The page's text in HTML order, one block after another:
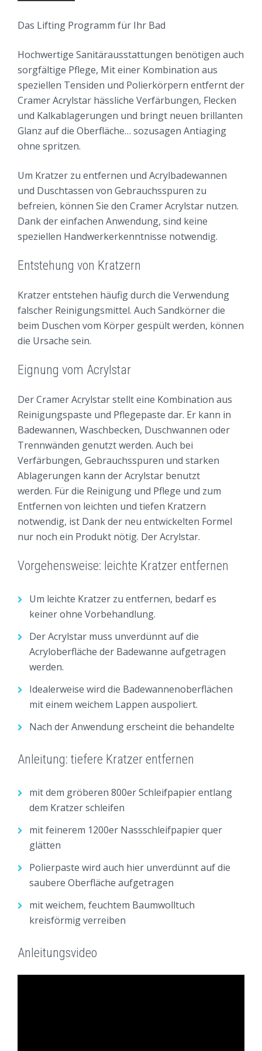
> ZUM ACRYLSTAR
KRATZER ENTFERNEN
> ZUM EMAILSTAR
REINIGEN UND PFLEGEN
> ALLE REPARATUR -& PFLEGEVIDEOS
> ZUM REPARATURSET
> ZUM ECHTGLAS REINIGER
FARBTON AUSWAHL
REPARATURSPRAY FARBEN
OBERFLÄCHE WÄHLEN
REPARIEREN
REINIGEN & PFLEGEN
MINERALGUSS
REINIGEN & PFLEGEN
EMAILLE
REINIGEN UND PFLEGEN
FAQ
HANDWERKER FINDEN
HANDWERKERANFRAGE
BADEWANNENMANN MEUER
WANNENPROFI GEHRKE
Das Lifting Programm für Ihr Bad
Hochwertige Sanitärausstattungen benötigen auch
sorgfältige Pflege, Mit einer Kombination aus
speziellen Tensiden und Polierkörpern entfernt der
Cramer Acrylstar hässliche Verfärbungen, Flecken
und Kalkablagerungen und bringt neuen brillanten
Glanz auf die Oberfläche… sozusagen Antiaging
ohne spritzen.
Um Kratzer zu entfernen und Acrylbadewannen
und Duschtassen von Gebrauchsspuren zu
befreien, können Sie den Cramer Acrylstar nutzen.
Dank der einfachen Anwendung, sind keine
speziellen Handwerkerkenntnisse notwendig.
Entstehung von Kratzern
Kratzer entstehen häufig durch die Verwendung
falscher Reinigungsmittel. Auch Sandkörner die
beim Duschen vom Körper gespült werden, können
die Ursache sein.
Eignung vom Acrylstar
Der Cramer Acrylstar stellt eine Kombination aus
Reinigungspaste und Pflegepaste dar. Er kann in
Badewannen, Waschbecken, Duschwannen oder
Trennwänden genutzt werden. Auch bei
Verfärbungen, Gebrauchsspuren und starken
Ablagerungen kann der Acrylstar benutzt
werden. Für die Reinigung und Pflege und zum
Entfernen von leichten und tiefen Kratzern
notwendig, ist Dank der neu entwickelten Formel
nur noch ein Produkt nötig. Der Acrylstar.
Vorgehensweise: leichte Kratzer entfernen
Um leichte Kratzer zu entfernen, bedarf es
keiner ohne Vorbehandlung.
Der Acrylstar muss unverdünnt auf die
Acryloberfläche der Badewanne aufgetragen
werden.
Idealerweise wird die Badewannenoberflächen
mit einem weichem Lappen auspoliert.
Nach der Anwendung erscheint die behandelte
Anleitung: tiefere Kratzer entfernen
mit dem gröberen 800er Schleifpapier entlang
dem Kratzer schleifen
mit feinerem 1200er Nassschleifpapier quer
glätten
Polierpaste wird auch hier unverdünnt auf die
saubere Oberfläche aufgetragen
mit weichem, feuchtem Baumwolltuch
kreisförmig verreiben
Anleitungsvideo